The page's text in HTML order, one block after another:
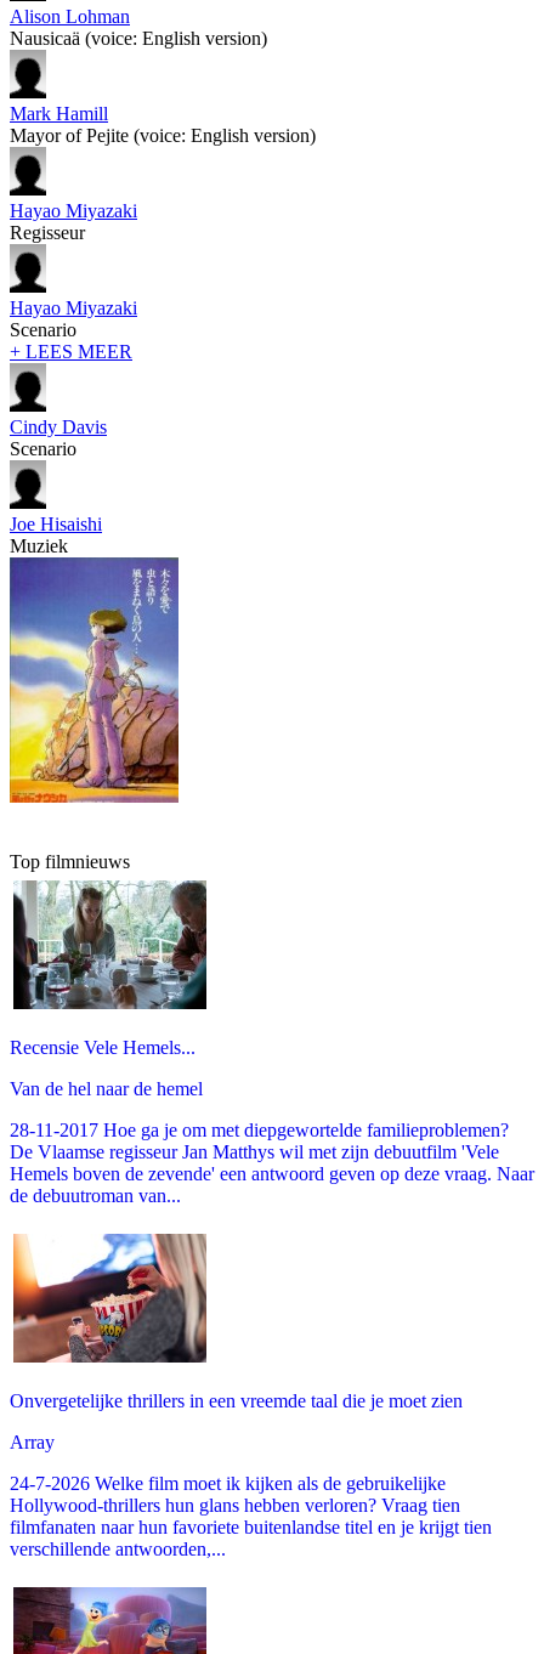
Alison Lohman
Nausicaä (voice: English version)
Mark Hamill
Mayor of Pejite (voice: English version)
Hayao Miyazaki
Regisseur
Hayao Miyazaki
Scenario
+ LEES MEER
Cindy Davis
Scenario
Joe Hisaishi
Muziek
Top filmnieuws
Recensie Vele Hemels...
Van de hel naar de hemel
28-11-2017 Hoe ga je om met diepgewortelde familieproblemen?
De Vlaamse regisseur Jan Matthys wil met zijn debuutfilm 'Vele
Hemels boven de zevende' een antwoord geven op deze vraag. Naar
de debuutroman van...
Onvergetelijke thrillers in een vreemde taal die je moet zien
Array
24-7-2026 Welke film moet ik kijken als de gebruikelijke
Hollywood-thrillers hun glans hebben verloren? Vraag tien
filmfanaten naar hun favoriete buitenlandse titel en je krijgt tien
verschillende antwoorden,...